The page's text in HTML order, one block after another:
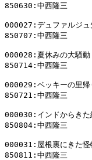
850630:中西隆三
000027:デュファルジュ
850707:中西隆三
000028:夏休みの大騒動
850714:中西隆三
000029:ベッキーの里帰
850721:中西隆三
000030:インドからきた
850804:中西隆三
000031:屋根裏にきた怪
850811:中西隆三